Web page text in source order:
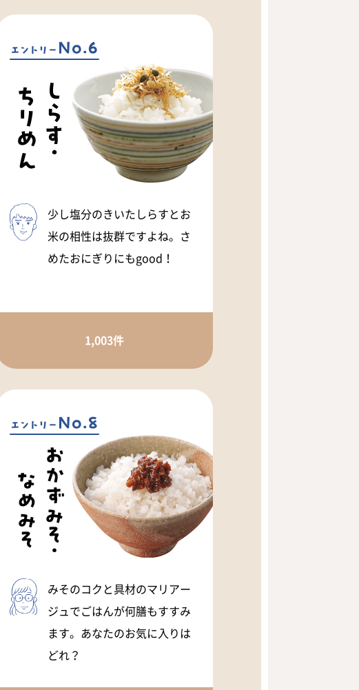
少し塩分のきいたしらすとお
米の相性は抜群ですよね。さ
めたおにぎりにもgood！
1,003件
みそのコクと具材のマリアー
ジュでごはんが何膳もすすみ
ます。あなたのお気に入りは
どれ？